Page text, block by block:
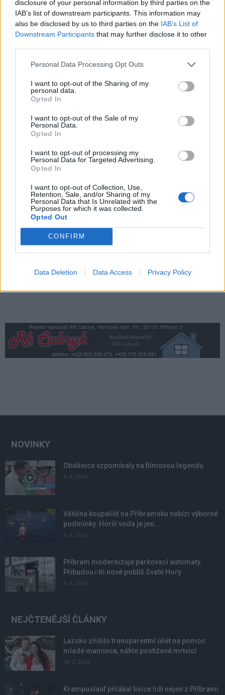
disclosure of your personal information by third parties on the
IAB’s list of downstream participants. This information may
also be disclosed by us to third parties on the IAB’s List of
Downstream Participants that may further disclose it to other
Personal Data Processing Opt Outs
I want to opt-out of the Sharing of my
personal data.
Opted In
I want to opt-out of the Sale of my
Personal Data.
Opted In
I want to opt-out of processing my
Personal Data for Targeted Advertising.
Opted In
I want to opt-out of Collection, Use,
Retention, Sale, and/or Sharing of my
Personal Data that Is Unrelated with the
Purposes for which it was collected.
Opted Out
CONFIRM
Data Deletion Data Access Privacy Policy
V Brdech vznikají nové tůně Květen patří v Příbrami cyklistice
Váš názor
Vedení města po roce otočilo. Zastupitel
u 2. polikliniky
Váš názor
kritizuje vedení města. Krátké
zastupitelstvo podle něj odhalilo staré
Váš názor
Václav Dvořák k dubnovému
zastupitelstvu. Prodej školy, dotace
i ztráty Technických služeb
NOVINKY
Obděnice vzpomínaly na filmovou legendu
6. 8. 2026
Většina koupališť na Příbramsku nabízí výborné
podmínky. Horší voda je jen...
4. 8. 2026
Příbram modernizuje parkovací automaty.
Přibudou i tři nové poblíž Svaté Hory
3. 8. 2026
NEJČTENĚJŠÍ ČLÁNKY
Lazsko zřídilo transparentní účet na pomoc
mladé mamince, náhle postižené mrtvicí
14. 2. 2023
Krampuslauf přilákal tisíce lidí nejen z Příbrami